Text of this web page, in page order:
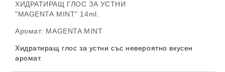
ХИДРАТИРАЩ ГЛОС ЗА УСТНИ
"MAGENTA MINT" 14ml.
Аромат: MAGENTA MINT
Хидратиращ глос за устни със невероятно вкусен
аромат.